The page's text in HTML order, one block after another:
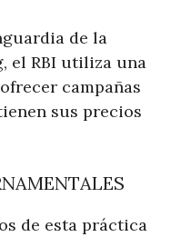
de la
el RBI utiliza una
campañas
sus precios
de esta práctica